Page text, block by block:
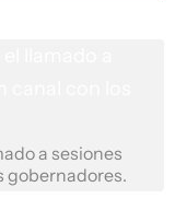
a sesiones
gobernadores.